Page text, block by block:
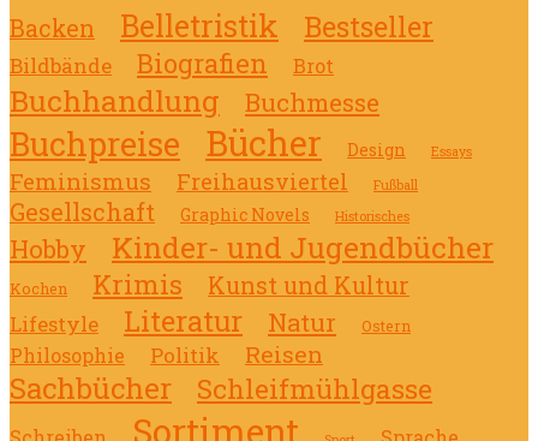
Backen Belletristik Bestseller
Bildbände Biografien Brot
Buchhandlung Buchmesse
Buchpreise Bücher Design Essays
Feminismus Freihausviertel Fußball
Gesellschaft Graphic Novels Historisches
Hobby Kinder- und Jugendbücher
Kochen Krimis Kunst und Kultur
Lifestyle Literatur Natur Ostern
Philosophie Politik Reisen
Sachbücher Schleifmühlgasse
Sortiment